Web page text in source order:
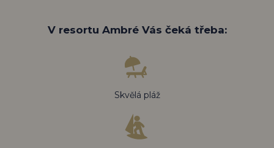
V resortu Ambré Vás čeká třeba:
Skvělá pláž